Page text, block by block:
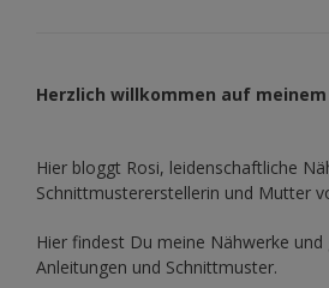
Herzlich willkommen auf meinem
Hier bloggt Rosi, leidenschaftliche
Schnittmustererstellerin und Mutter
Hier findest Du meine Nähwerke
Anleitungen und Schnittmuster.